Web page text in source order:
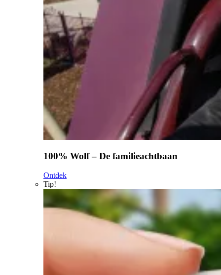
100% Wolf – De familieachtbaan
Ontdek
Tip!